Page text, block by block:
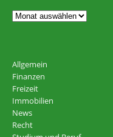
Allgemein
Finanzen
Freizeit
Immobilien
News
Recht